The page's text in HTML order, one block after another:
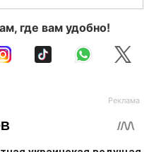
где вам удобно!